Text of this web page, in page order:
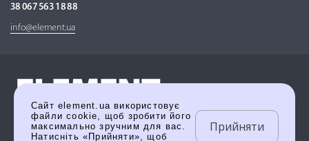
38 067 563 18 88
info@element.ua
Сайт element.ua використовує
файли cookie, щоб зробити його
максимально зручним для вас.
Натисніть «Прийняти», щоб
Прийняти